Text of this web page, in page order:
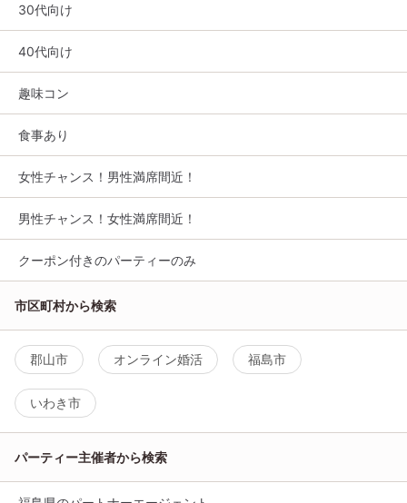
30代向け
40代向け
趣味コン
食事あり
女性チャンス！男性満席間近！
男性チャンス！女性満席間近！
クーポン付きのパーティーのみ
市区町村から検索
郡山市 オンライン婚活 福島市
いわき市
パーティー主催者から検索